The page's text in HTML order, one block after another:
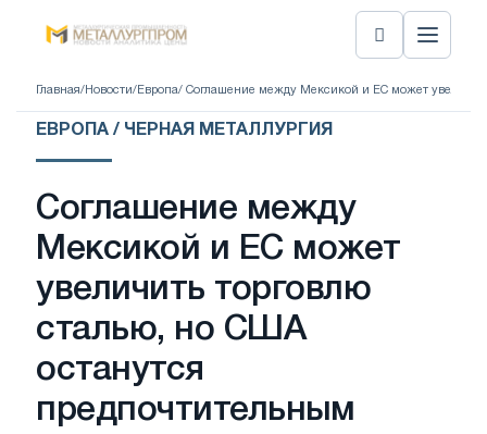
Главная/ Новости/ Европа/ Соглашение между Мексикой и ЕС может
ЕВРОПА / ЧЕРНАЯ МЕТАЛЛУРГИЯ
Соглашение между
Мексикой и ЕС может
увеличить торговлю
сталью, но США
останутся
предпочтительным